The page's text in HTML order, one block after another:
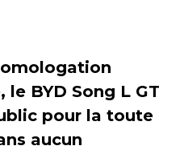
BYD Song L GT
pour la toute
aucun